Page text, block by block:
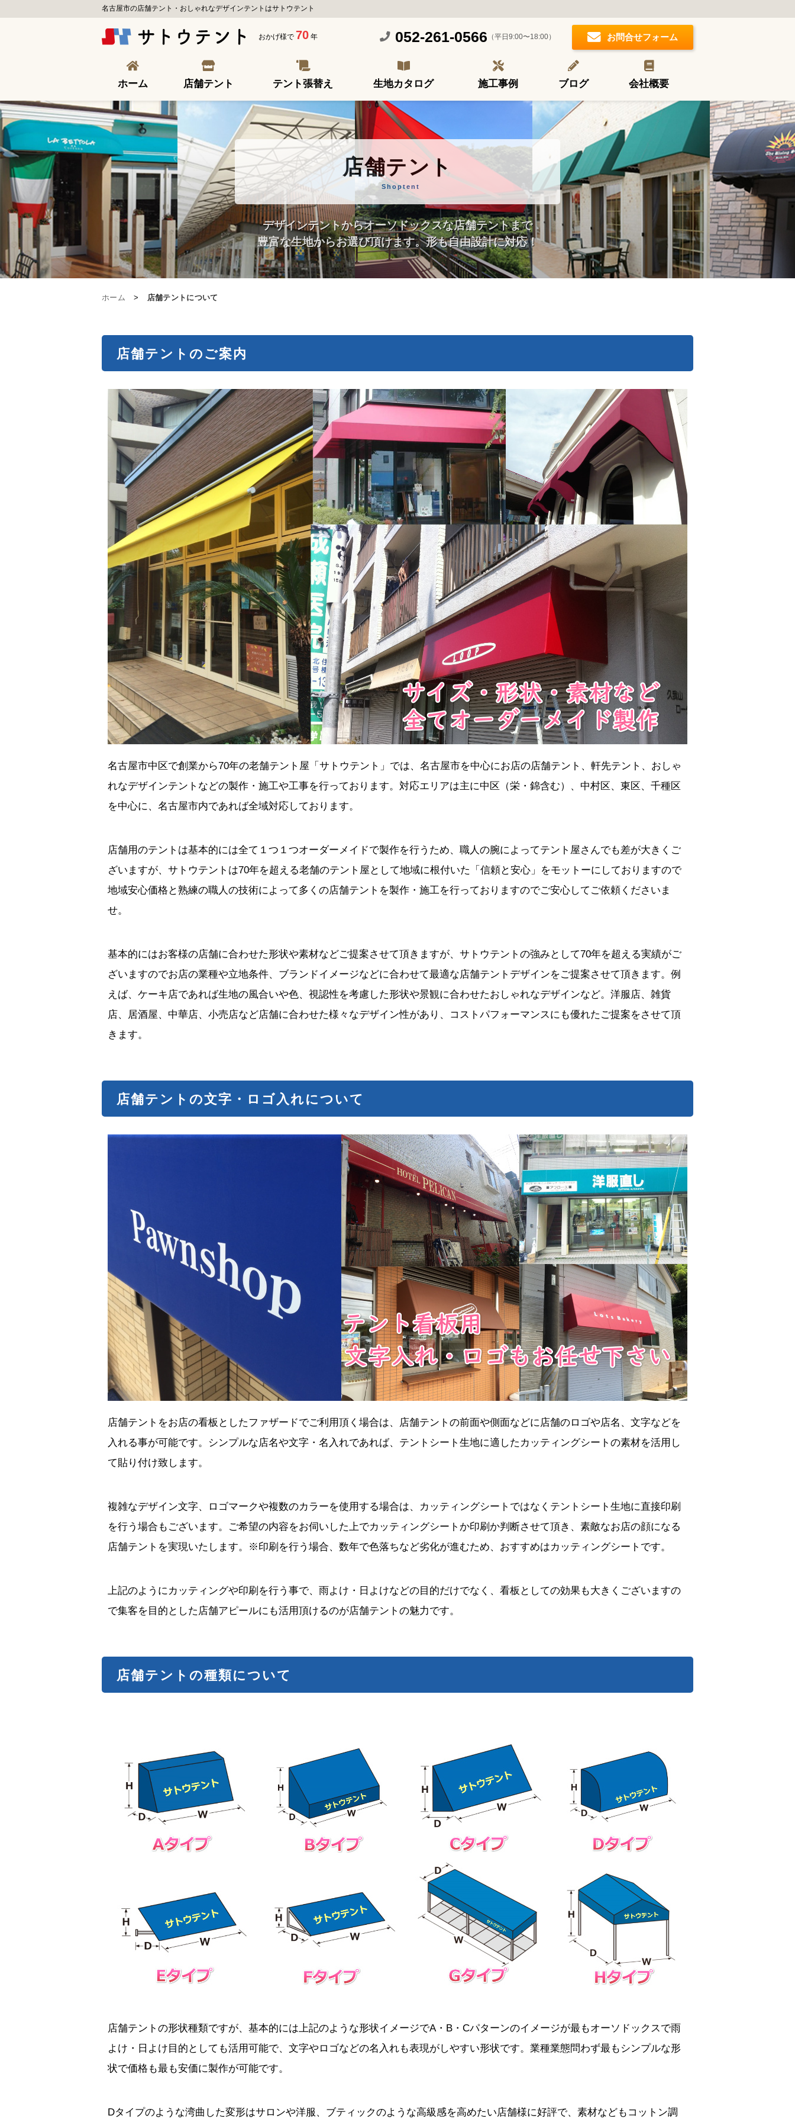
名古屋市の店舗テント・おしゃれなデザインテントはサトウテント
おかげ様で 70 年 052-261-0566 （平日9:00〜18:00） お問合せフォーム
ホーム 店舗テント テント張替え 生地カタログ 施工事例 ブログ 会社概要
店舗テント
Shoptent
デザインテントからオーソドックスな店舗テントまで
豊富な生地からお選び頂けます。形も自由設計に対応！
ホーム > 店舗テントについて
店舗テントのご案内
名古屋市中区で創業から70年の老舗テント屋「サトウテント」では、名古屋市を中心にお店の店舗テント、軒先テント、おしゃ
れなデザインテントなどの製作・施工や工事を行っております。対応エリアは主に中区（栄・錦含む）、中村区、東区、千種区
を中心に、名古屋市内であれば全域対応しております。
店舗用のテントは基本的には全て１つ１つオーダーメイドで製作を行うため、職人の腕によってテント屋さんでも差が大きくご
ざいますが、サトウテントは70年を超える老舗のテント屋として地域に根付いた「信頼と安心」をモットーにしておりますので
地域安心価格と熟練の職人の技術によって多くの店舗テントを製作・施工を行っておりますのでご安心してご依頼くださいま
せ。
基本的にはお客様の店舗に合わせた形状や素材などご提案させて頂きますが、サトウテントの強みとして70年を超える実績がご
ざいますのでお店の業種や立地条件、ブランドイメージなどに合わせて最適な店舗テントデザインをご提案させて頂きます。例
えば、ケーキ店であれば生地の風合いや色、視認性を考慮した形状や景観に合わせたおしゃれなデザインなど。洋服店、雑貨
店、居酒屋、中華店、小売店など店舗に合わせた様々なデザイン性があり、コストパフォーマンスにも優れたご提案をさせて頂
きます。
店舗テントの文字・ロゴ入れについて
店舗テントをお店の看板としたファザードでご利用頂く場合は、店舗テントの前面や側面などに店舗のロゴや店名、文字などを
入れる事が可能です。シンプルな店名や文字・名入れであれば、テントシート生地に適したカッティングシートの素材を活用し
て貼り付け致します。
複雑なデザイン文字、ロゴマークや複数のカラーを使用する場合は、カッティングシートではなくテントシート生地に直接印刷
を行う場合もございます。ご希望の内容をお伺いした上でカッティングシートか印刷か判断させて頂き、素敵なお店の顔になる
店舗テントを実現いたします。※印刷を行う場合、数年で色落ちなど劣化が進むため、おすすめはカッティングシートです。
上記のようにカッティングや印刷を行う事で、雨よけ・日よけなどの目的だけでなく、看板としての効果も大きくございますの
で集客を目的とした店舗アピールにも活用頂けるのが店舗テントの魅力です。
店舗テントの種類について
店舗テントの形状種類ですが、基本的には上記のような形状イメージでA・B・Cパターンのイメージが最もオーソドックスで雨
よけ・日よけ目的としても活用可能で、文字やロゴなどの名入れも表現がしやすい形状です。業種業態問わず最もシンプルな形
状で価格も最も安価に製作が可能です。
Dタイプのような湾曲した変形はサロンや洋服、ブティックのような高級感を高めたい店舗様に好評で、素材などもコットン調